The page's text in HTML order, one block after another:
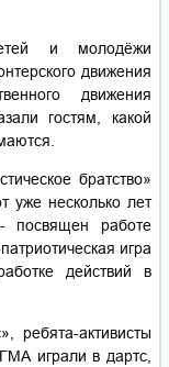
и молодёжи
движения
движения
гостям, какой
братство»
уже несколько лет
посвящен работе
игра
действий в
ребята-активисты
играли в дартс,